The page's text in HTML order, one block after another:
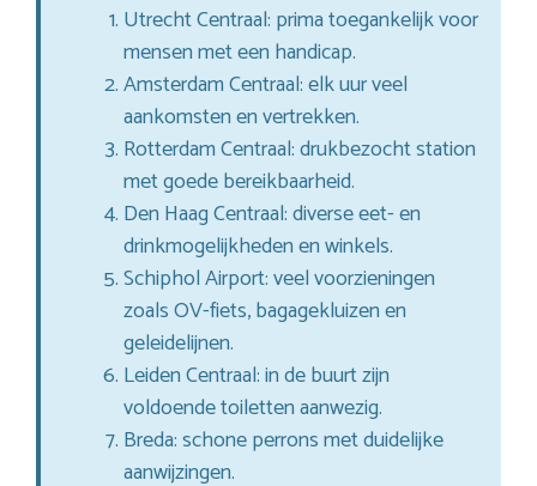
Utrecht Centraal: prima toegankelijk voor
mensen met een handicap.
Amsterdam Centraal: elk uur veel
aankomsten en vertrekken.
Rotterdam Centraal: drukbezocht station
met goede bereikbaarheid.
Den Haag Centraal: diverse eet- en
drinkmogelijkheden en winkels.
Schiphol Airport: veel voorzieningen
zoals OV-fiets, bagagekluizen en
geleidelijnen.
Leiden Centraal: in de buurt zijn
voldoende toiletten aanwezig.
Breda: schone perrons met duidelijke
aanwijzingen.